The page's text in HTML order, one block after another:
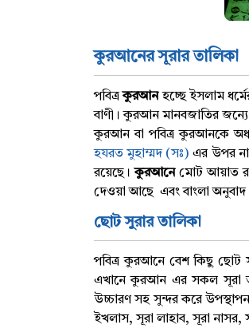
কুরআনের সূরার তালিকা
পবিত্রকুরআনহচ্ছে ইসলাম
বাণী। কুরআন মানবজাতির
কুরআন বা পবিত্র কুরআনকে
হযরত মুহাম্মদ (সঃ) এর উপর
রয়েছে।কুরআনেমোট আয়াত
দেওয়া আছে এবং বাংলা অনুবাদ
ছোট সুরার তালিকা
পবিত্র কুরআনে বেশ কিছু
এখানে কুরআন এর সকল সূরা
উচ্চারণ সহ সুন্দর করে
ইখলাস, সূরা লাহাব, সূরা